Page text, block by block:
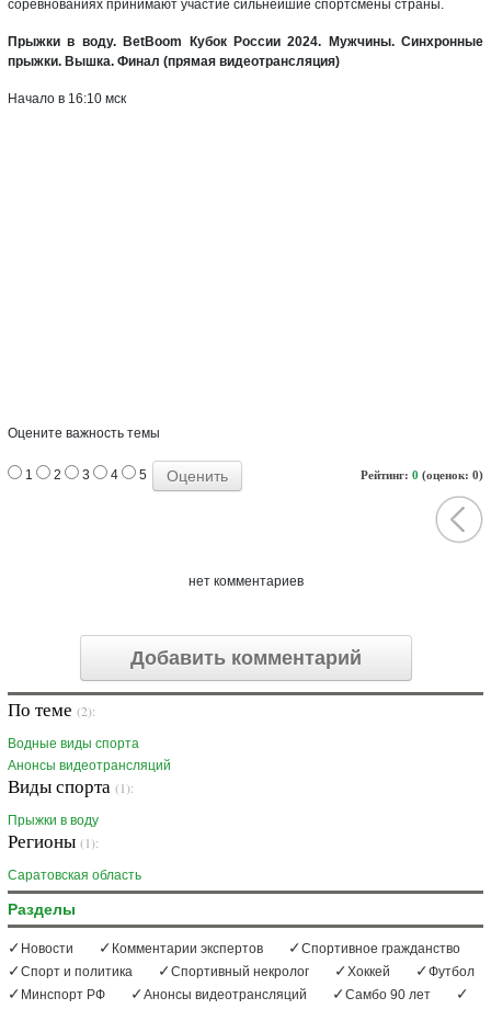
соревнованиях принимают участие сильнейшие спортсмены страны.
Прыжки в воду. BetBoom Кубок России 2024. Мужчины. Синхронные
прыжки. Вышка. Финал (прямая видеотрансляция)
Начало в 16:10 мск
Оцените важность темы
Рейтинг: 0 (оценок: 0)
1 2 3 4 5
нет комментариев
Добавить комментарий
По теме (2):
Водные виды спорта
Анонсы видеотрансляций
Виды спорта (1):
Прыжки в воду
Регионы (1):
Саратовская область
Разделы
Новости Комментарии экспертов
Спортивное гражданство
Спорт и политика
Спортивный некролог Хоккей
Футбол
Минспорт РФ
Анонсы видеотрансляций Самбо 90 лет